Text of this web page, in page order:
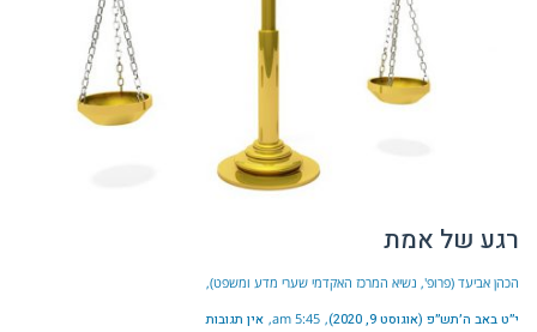
רגע של אמת
הכהן אביעד (פרופ', נשיא המרכז האקדמי שערי מדע ומשפט)
י״ט באב ה׳תש״פ (אוגוסט 9, 2020) 5:45 am אין תגובות